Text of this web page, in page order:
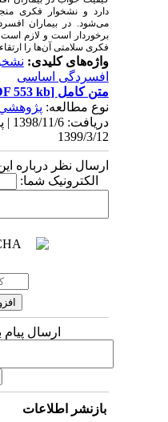
دارد و نشخوار فکری
می‌شود. در بیماران
برخوردار است و لازم است
فکری سلامتی آن‌ها را ارتقاء
واژه‌های کلیدی:
افسردگی اساسی
متن کامل[PDF 553 kb]
نوع مطالعه:پژوهشي|
1399/3/12
ارسال نظر درباره
الکترونیک شما:
ارسال پیام
بازنشر اطلاعات